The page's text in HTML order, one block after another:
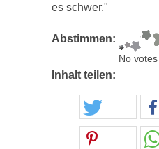
es schwer."
Abstimmen:
No
Inhalt teilen: